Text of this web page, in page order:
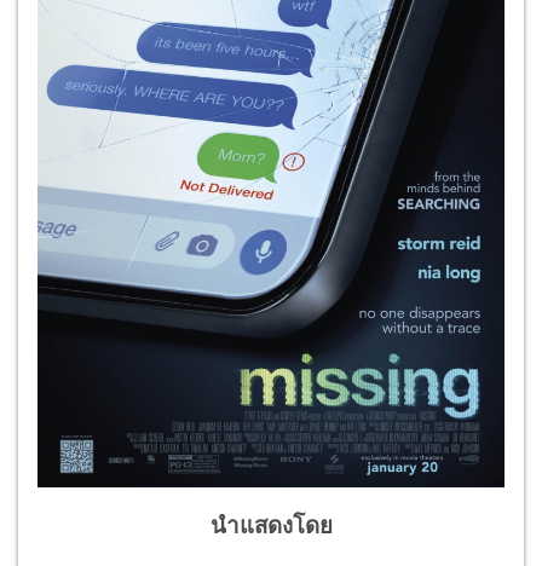
นำแสดงโดย